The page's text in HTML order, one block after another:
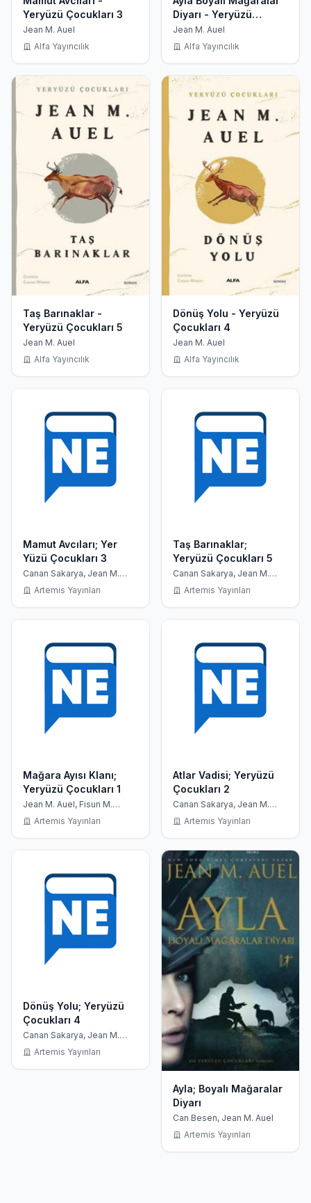
Yeryüzü Çocukları 3
Jean M. Auel
Alfa Yayıncılık
Diyarı - Yeryüzü
Çocukları 6
Jean M. Auel
Alfa Yayıncılık
Taş Barınaklar -
Yeryüzü Çocukları 5
Jean M. Auel
Alfa Yayıncılık
Dönüş Yolu - Yeryüzü
Çocukları 4
Jean M. Auel
Alfa Yayıncılık
Mamut Avcıları; Yer
Yüzü Çocukları 3
Canan Sakarya, Jean M.
Auel
Artemis Yayınları
Taş Barınaklar;
Yeryüzü Çocukları 5
Canan Sakarya, Jean M.
Auel
Artemis Yayınları
Mağara Ayısı Klanı;
Yeryüzü Çocukları 1
Jean M. Auel, Fisun M.
Demir
Artemis Yayınları
Atlar Vadisi; Yeryüzü
Çocukları 2
Canan Sakarya, Jean M.
Auel
Artemis Yayınları
Dönüş Yolu; Yeryüzü
Çocukları 4
Canan Sakarya, Jean M.
Auel
Artemis Yayınları
Ayla; Boyalı Mağaralar
Diyarı
Can Besen, Jean M. Auel
Artemis Yayınları